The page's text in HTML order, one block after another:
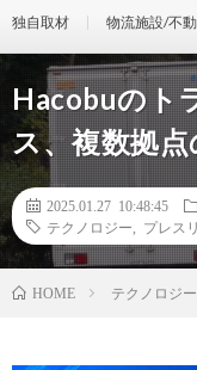
独自取材 物流施設/不
Hacobuのト
ス、複数拠
2025.01.27 10:48:45
テクノロジー
プレス
HOME テクノロジ